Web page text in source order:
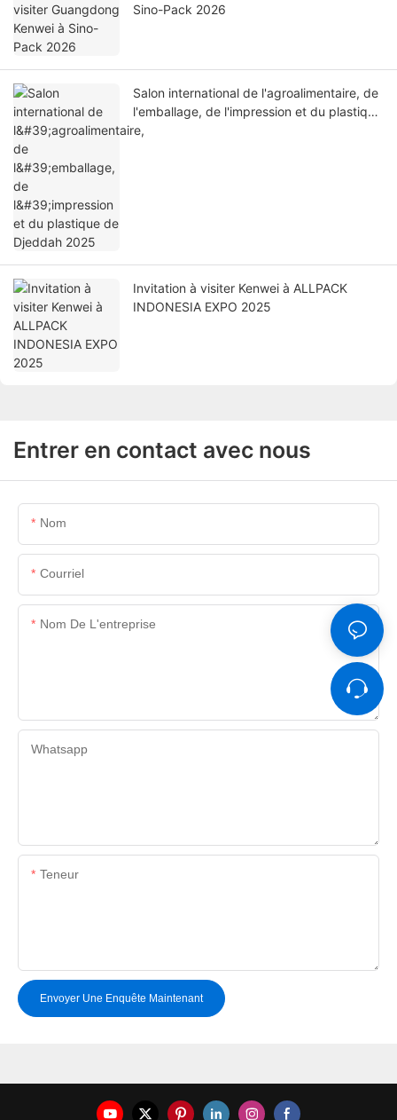
Sino-Pack 2026
Salon international de l'agroalimentaire, de
l'emballage, de l'impression et du plastique
de Djeddah 2025
Invitation à visiter Kenwei à ALLPACK
INDONESIA EXPO 2025
Entrer en contact avec nous
Nom
Courriel
Nom De L'entreprise
Whatsapp
Teneur
Envoyer Une Enquête Maintenant